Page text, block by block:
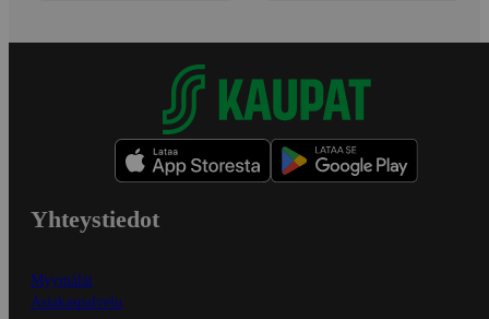
Yhteystiedot
Myymälät
Asiakaspalvelu